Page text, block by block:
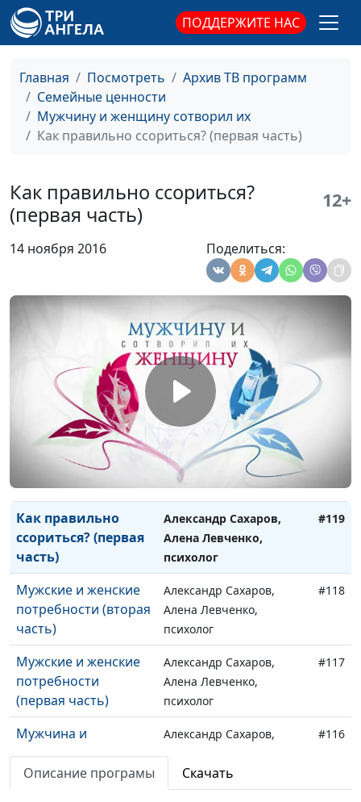
ПОДДЕРЖИТЕ НАС
Главная Посмотреть
Архив ТВ программ
Семейные ценности
Мужчину и женщину сотворил их
Как правильно ссориться? (первая часть)
Как правильно ссориться?
(первая часть)
12+
14 ноября 2016 Поделиться:
Цель достигнута.
Что дальше?
Юлия Синицына, Роман
Маринин, семейный
#126
Я ничего не достиг
Юлия Синицына, Роман
Маринин, семейный
консультант
консультант
Не хочу жениться
Маринин, семейный
консультант
Как женщина
оценивает мужчину?
Александр Сахаров,
Алена Левченко,
психолог
Как мужчина
оценивает себя?
Александр Сахаров,
Алена Левченко,
психолог
#121
Как правильно
ссориться? (вторая
часть)
Александр Сахаров,
Алена Левченко,
психолог
Как правильно
ссориться? (первая
часть)
Александр Сахаров,
Алена Левченко,
психолог
#119
Мужские и женские
потребности (вторая
часть)
Александр Сахаров,
Алена Левченко,
психолог
#118
Мужские и женские
потребности
(первая часть)
Александр Сахаров,
Алена Левченко,
психолог
#117
Мужчина и
женщина: как
понимать друг
Александр Сахаров,
Алена Левченко,
психолог
#116
Описание програмы Скачать